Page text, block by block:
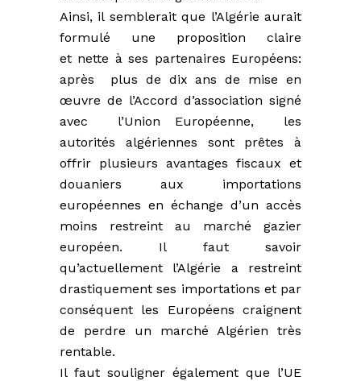
Ainsi, il semblerait que l’Algérie aurait
formulé une proposition claire
et nette à ses partenaires Européens:
après plus de dix ans de mise en
œuvre de l’Accord d’association signé
avec l’Union Européenne, les
autorités algériennes sont prêtes à
offrir plusieurs avantages fiscaux et
douaniers aux importations
européennes en échange d’un accès
moins restreint au marché gazier
européen. Il faut savoir
qu’actuellement l’Algérie a restreint
drastiquement ses importations et par
conséquent les Européens craignent
de perdre un marché Algérien très
rentable.
Il faut souligner également que l’UE